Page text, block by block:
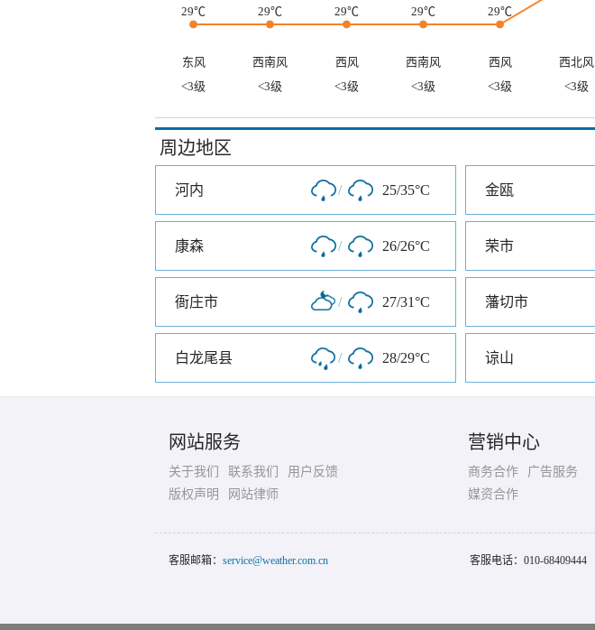
29℃ 29℃ 29℃ 29℃ 29℃
东风 西南风 西风 西南风 西风 西北风
<3级
<3级 <3级 <3级 <3级 <3级
周边地区
河内 / 25/35°C 金瓯
康森 / 26/26°C 荣市
衙庄市 / 27/31°C 藩切市
白龙尾县 / 28/29°C 谅山
网站服务
关于我们 联系我们
用户反馈
版权声明
网站律师
营销中心
商务合作
广告服务
媒资合作
客服邮箱： service@weather.com.cn 客服电话： 010-68409444